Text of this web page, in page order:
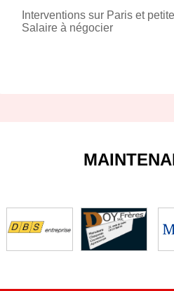
Interventions sur Paris et
Salaire à négocier